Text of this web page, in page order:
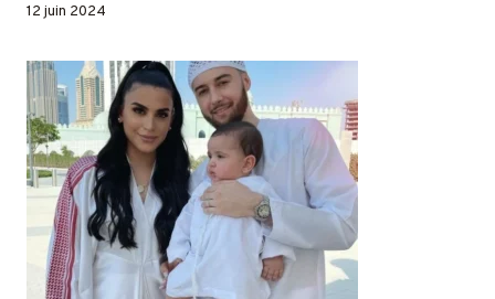
12 juin 2024